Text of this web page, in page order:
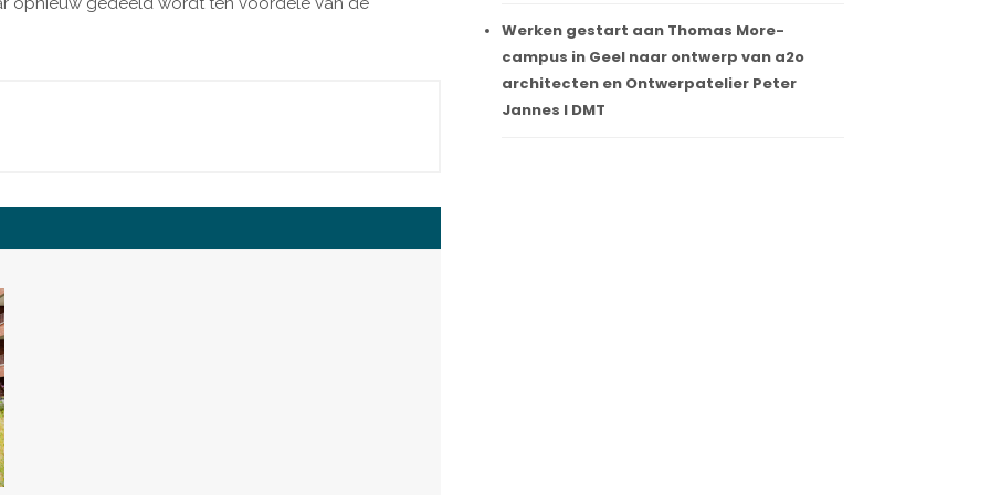
Werken gestart aan Thomas More-
campus in Geel naar ontwerp van a2o
architecten en Ontwerpatelier Peter
Jannes I DMT